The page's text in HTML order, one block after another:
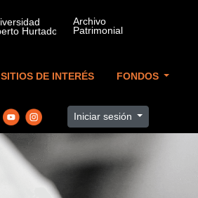
SITIOS DE INTERÉS FONDOS
Iniciar sesión